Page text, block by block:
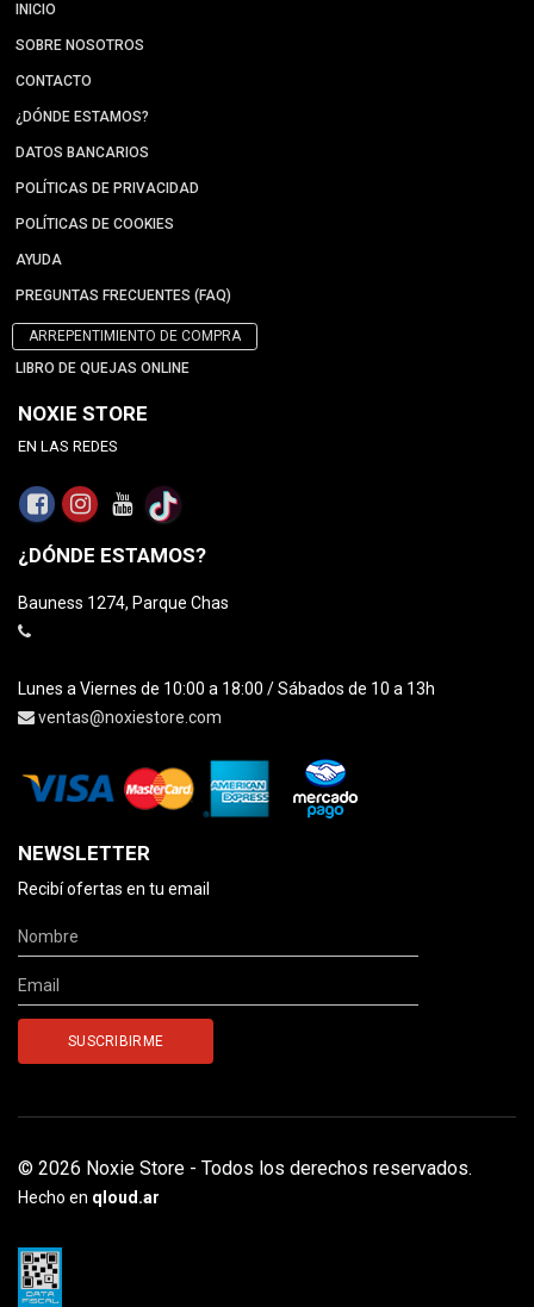
INICIO
SOBRE NOSOTROS
CONTACTO
¿DÓNDE ESTAMOS?
DATOS BANCARIOS
POLÍTICAS DE PRIVACIDAD
POLÍTICAS DE COOKIES
AYUDA
PREGUNTAS FRECUENTES (FAQ)
ARREPENTIMIENTO DE COMPRA
LIBRO DE QUEJAS ONLINE
NOXIE STORE
EN LAS REDES
¿DÓNDE ESTAMOS?
Bauness 1274, Parque Chas
Lunes a Viernes de 10:00 a 18:00 / Sábados de 10 a 13h
ventas@noxiestore.com
NEWSLETTER
Recibí ofertas en tu email
© 2026 Noxie Store - Todos los derechos reservados.
Hecho en qloud.ar